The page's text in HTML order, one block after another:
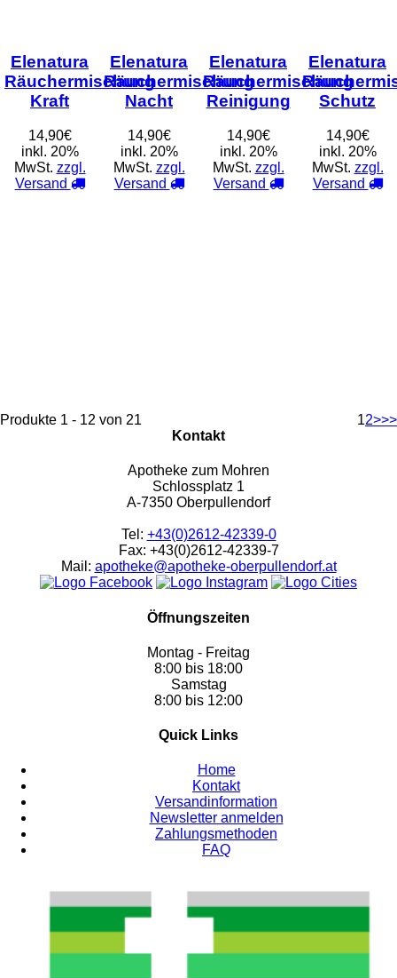
Elenatura
Räuchermischung
Kraft
14,90€
inkl. 20%
MwSt. zzgl.
Versand
Elenatura
Räuchermischung
Nacht
14,90€
inkl. 20%
MwSt. zzgl.
Versand
Elenatura
Räuchermischung
Reinigung
14,90€
inkl. 20%
MwSt. zzgl.
Versand
Elenatura
Schutz
14,90€
inkl. 20%
MwSt. zzgl.
Versand
12>>>
Produkte 1 - 12 von 21
Kontakt
Apotheke zum Mohren
Schlossplatz 1
A-7350 Oberpullendorf
Tel: +43(0)2612-42339-0
Fax: +43(0)2612-42339-7
Mail: apotheke@apotheke-oberpullendorf.at
Öffnungszeiten
Montag - Freitag
8:00 bis 18:00
Samstag
8:00 bis 12:00
Quick Links
Home
Kontakt
Versandinformation
Newsletter anmelden
Zahlungsmethoden
FAQ